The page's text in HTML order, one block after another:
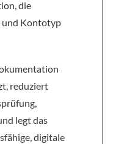
die
und Kontotyp
reduziert
legt das
digitale